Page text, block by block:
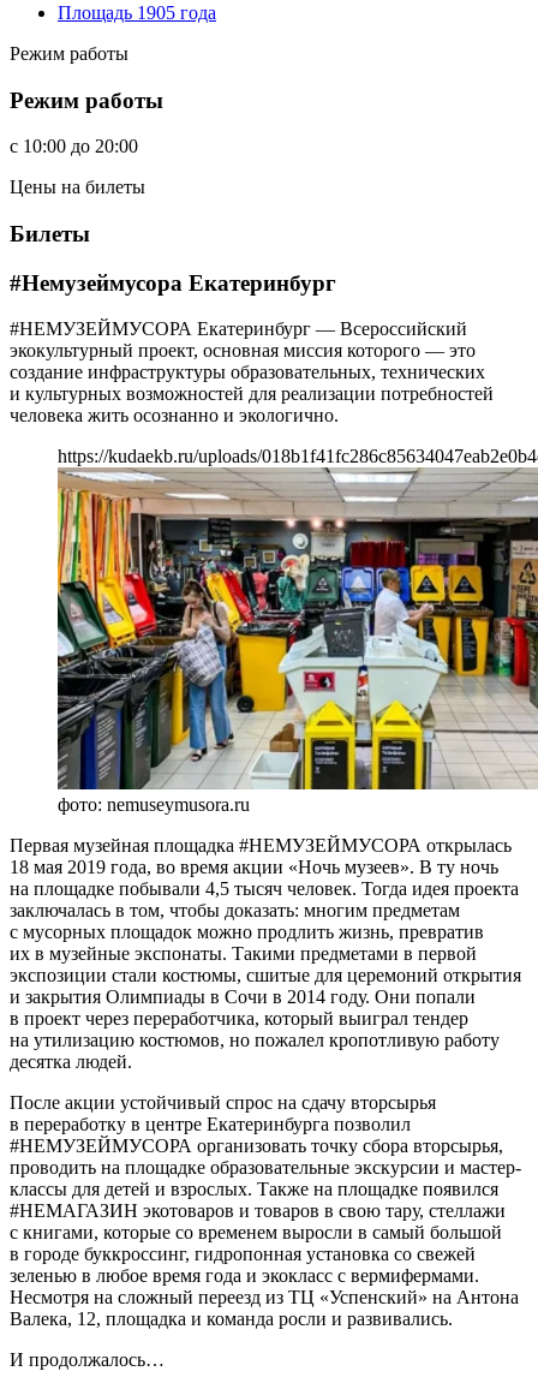
Площадь 1905 года
Режим работы
Режим работы
c 10:00 до 20:00
Цены на билеты
Билеты
#Немузеймусора Екатеринбург
#НЕМУЗЕЙМУСОРА Екатеринбург — Всероссийский
экокультурный проект, основная миссия которого — это
создание инфраструктуры образовательных, технических
и культурных возможностей для реализации потребностей
человека жить осознанно и экологично.
https://kudaekb.ru/uploads/
фото: nemuseymusora.ru
Первая музейная площадка #НЕМУЗЕЙМУСОРА открылась
18 мая 2019 года, во время акции «Ночь музеев». В ту ночь
на площадке побывали 4,5 тысяч человек. Тогда идея проекта
заключалась в том, чтобы доказать: многим предметам
с мусорных площадок можно продлить жизнь, превратив
их в музейные экспонаты. Такими предметами в первой
экспозиции стали костюмы, сшитые для церемоний открытия
и закрытия Олимпиады в Сочи в 2014 году. Они попали
в проект через переработчика, который выиграл тендер
на утилизацию костюмов, но пожалел кропотливую работу
десятка людей.
После акции устойчивый спрос на сдачу вторсырья
в переработку в центре Екатеринбурга позволил
#НЕМУЗЕЙМУСОРА организовать точку сбора вторсырья,
проводить на площадке образовательные экскурсии и мастер-
классы для детей и взрослых. Также на площадке появился
#НЕМАГАЗИН экотоваров и товаров в свою тару, стеллажи
с книгами, которые со временем выросли в самый большой
в городе буккроссинг, гидропонная установка со свежей
зеленью в любое время года и экокласс с вермифермами.
Несмотря на сложный переезд из ТЦ «Успенский» на Антона
Валека, 12, площадка и команда росли и развивались.
И продолжалось…